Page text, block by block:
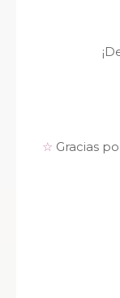
☆ Gracias